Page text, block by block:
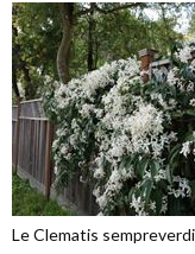
Le Clematis